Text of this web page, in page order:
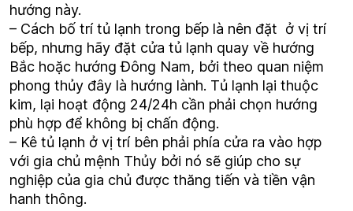
hướng này.
– Cách bố trí tủ lạnh trong bếp là nên đặt ở vị trí
bếp, nhưng hãy đặt cửa tủ lạnh quay về hướng
Bắc hoặc hướng Đông Nam, bởi theo quan niệm
phong thủy đây là hướng lành. Tủ lạnh lại thuộc
kim, lại hoạt động 24/24h cần phải chọn hướng
phù hợp để không bị chấn động.
– Kê tủ lạnh ở vị trí bên phải phía cửa ra vào hợp
với gia chủ mệnh Thủy bởi nó sẽ giúp cho sự
nghiệp của gia chủ được thăng tiến và tiền vận
hanh thông.